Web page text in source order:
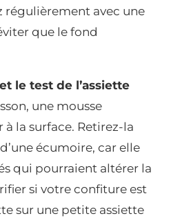
régulièrement avec une
que le fond
le test de l’assiette
une mousse
à la surface. Retirez-la
écumoire, car elle
qui pourraient altérer la
si votre confiture est
sur une petite assiette